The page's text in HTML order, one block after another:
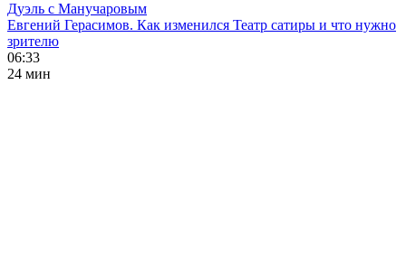
Дуэль с Манучаровым
Евгений Герасимов. Как изменился Театр сатиры и что нужно
зрителю
06:33
24 мин